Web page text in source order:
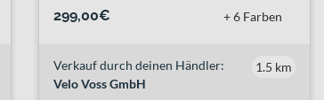
299,00€ + 6 Farben
Verkauf durch deinen Händler:
Velo Voss GmbH
1.5 km